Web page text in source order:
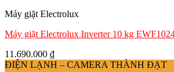
Máy giặt Electrolux
Máy giặt Electrolux Inverter 10 kg
11.690.000 ₫
ĐIỆN LẠNH – CAMERA THÀNH ĐẠT